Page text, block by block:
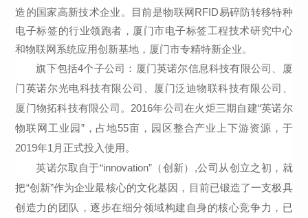
造的国家高新技术企业。目前是物联网RFID易碎防转移特种
电子标签的行业领跑者，厦门市电子标签工程技术研究中心
和物联网系统应用创新基地，厦门市专精特新企业。
旗下包括4个子公司：厦门英诺尔信息科技有限公司、厦
门英诺尔光电科技有限公司、厦门泛迪物联科技有限公司、
厦门物拓科技有限公司。2016年公司在火炬三期自建“英诺尔
物联网工业园”，占地55亩，园区整合产业上下游资源，于
2019年1月正式投入使用。
英诺尔取自于“innovation”（创新）,公司从创立之初，就
把“创新”作为企业最核心的文化基因，目前已锻造了一支极具
创造力的团队，逐步在细分领域构建自身的核心竞争力，已